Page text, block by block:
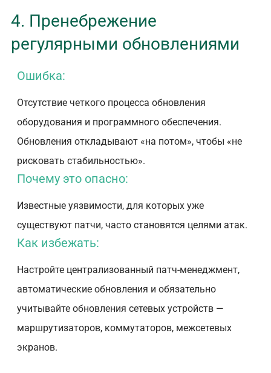
4. Пренебрежение
регулярными обновлениями
Ошибка:
Отсутствие четкого процесса обновления
оборудования и программного обеспечения.
Обновления откладывают «на потом», чтобы «не
рисковать стабильностью».
Почему это опасно:
Известные уязвимости, для которых уже
существуют патчи, часто становятся целями атак.
Как избежать:
Настройте централизованный патч-менеджмент,
автоматические обновления и обязательно
учитывайте обновления сетевых устройств —
маршрутизаторов, коммутаторов, межсетевых
экранов.